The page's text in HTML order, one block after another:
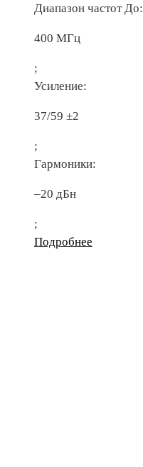
Диапазон частот До:
400 МГц
;
Усиление:
37/59 ±2
;
Гармоники:
–20 дБн
;
Подробнее